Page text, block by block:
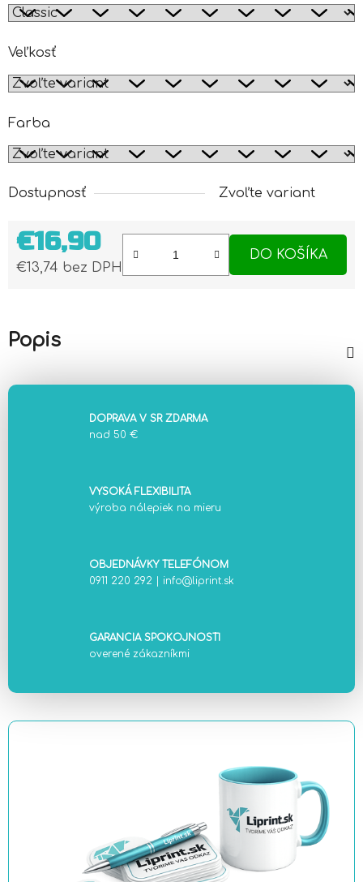
Veľkosť
Farba
Dostupnosť Zvoľte variant
€16,90
€13,74 bez DPH
DO KOŠÍKA
Popis
DOPRAVA V SR ZDARMA
nad 50 €
VYSOKÁ FLEXIBILITA
výroba nálepiek na mieru
OBJEDNÁVKY TELEFÓNOM
0911 220 292
info@liprint.sk
GARANCIA SPOKOJNOSTI
overené zákazníkmi